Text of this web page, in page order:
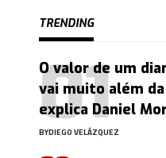
TRENDING
O valor de um
vai muito além
explica Daniel
BYDIEGO VELÁZQUEZ